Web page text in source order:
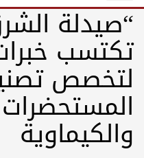
“صيدلة
تكتسب
لتخصص
المستحضرات
والكيماوية